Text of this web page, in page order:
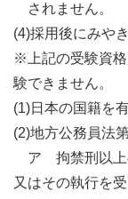
されません。
(4)採用後にみや
※上記の受験資
験できません。
(1)日本の国籍を
(2)地方公務員法
ア 拘禁刑以上
又はその執行を